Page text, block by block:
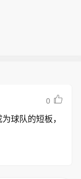
0
球队的短板，